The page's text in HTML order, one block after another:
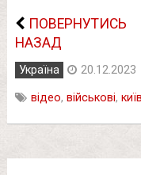
ПОВЕРНУТИСЬ
НАЗАД
Україна 20.12.2023
відео, військові, київ